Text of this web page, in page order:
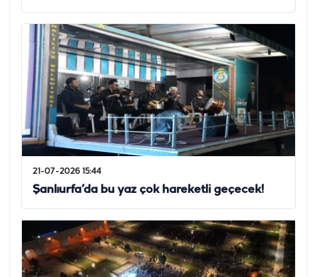
21-07-2026 15:44
Şanlıurfa’da bu yaz çok hareketli geçecek!